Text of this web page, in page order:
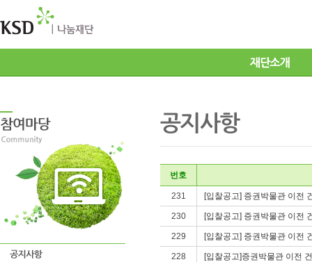
번호
231 [입찰공고] 증권박물관 이전
230 [입찰공고] 증권박물관 이전
229 [입찰공고] 증권박물관 이전
228 [입찰공고]증권박물관 이전